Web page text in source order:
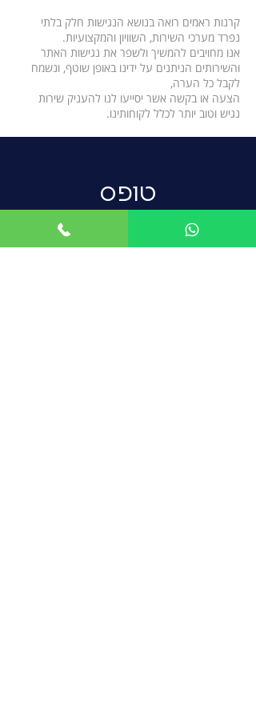
קרנות ראמים רואה בנושא הנגישות חלק בלתי
נפרד מערכי השירות, השוויון והמקצועיות.
אנו מחויבים להמשיך ולשפר את נגישות האתר
והשירותים הניתנים על ידינו באופן שוטף, ונשמח
לקבל כל הערה,
הצעה או בקשה אשר יסייעו לנו להעניק שירות
נגיש וטוב יותר לכלל לקוחותינו.
טופס